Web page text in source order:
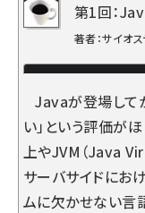
第1回：
著者：サイオ
Javaが登場して
い」という評価が
上やJVM（Java
サーバサイドにお
ムに欠かせない言